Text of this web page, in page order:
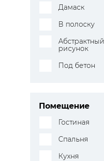
Дамаск
В полоску
Абстрактный
рисунок
Под бетон
Помещение
Гостиная
Спальня
Кухня